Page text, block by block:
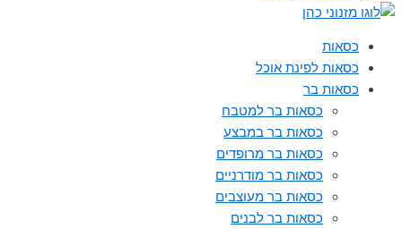
כסאות
כסאות לפינת אוכל
כסאות בר
כסאות בר למטבח
כסאות בר במבצע
כסאות בר מרופדים
כסאות בר מודרניים
כסאות בר מעוצבים
כסאות בר לבנים